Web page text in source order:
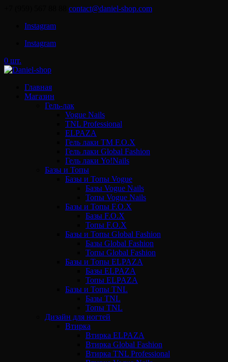
contact@daniel-shop.com
Instagram
Instagram
0 шт.
Главная
Магазин
Гель-лак
Vogue Nails
TNL Professional
ELPAZA
Гель лаки ТМ F.O.X
Гель лаки Global Fashion
Гель лаки Yo!Nails
Базы и Топы
Базы и Топы Vogue
Базы Vogue Nails
Топы Vogue Nails
Базы и Топы F.O.X
Базы F.O.X
Топы F.O.X
Базы и Топы Global Fashion
Базы Global Fashion
Топы Global Fashion
Базы и Топы ELPAZA
Базы ELPAZA
Топы ELPAZA
Базы и Топы TNL
Базы TNL
Топы TNL
Дизайн для ногтей
Втирка
Втирка ELPAZA
Втирка Global Fashion
Втирка TNL Professional